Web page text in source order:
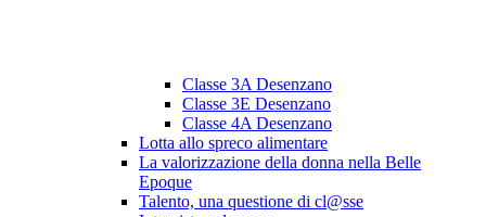
Classe 3A Desenzano
Classe 3E Desenzano
Classe 4A Desenzano
Lotta allo spreco alimentare
La valorizzazione della donna nella Belle
Epoque
Talento, una questione di cl@sse